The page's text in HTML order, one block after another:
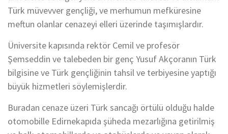
Türk müvevver gençliği, ve merhumun mefküresine
meftun olanlar cenazeyi elleri üzerinde taşımışlardır.
Üniversite kapısında rektör Cemil ve profesör
Şemseddin ve talebeden bir genç Yusuf Akçoranın Türk
bilgisine ve Türk gençliğinin tahsil ve terbiyesine yaptığı
büyük hizmetleri söylemişlerdir.
Buradan cenaze üzeri Türk sancağı örtülü olduğu halde
otomobille Edirnekapıda şüheda mezarlığına getirilmiş